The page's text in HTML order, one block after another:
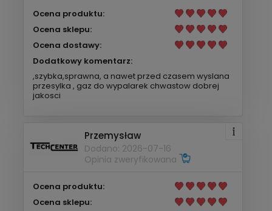
Ocena produktu:
Ocena sklepu:
Ocena dostawy:
Dodatkowy komentarz:
,szybka,sprawna, a nawet przed czasem wyslana
przesylka , gaz do wypalarek chwastow dobrej
jakosci
Przemysław
Dodano: 2026-07-16
Opinia zweryfikowana
Ocena produktu:
Ocena sklepu: